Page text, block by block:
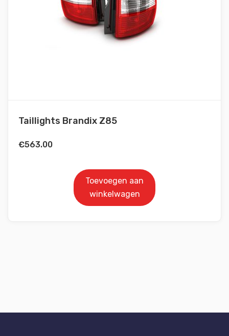
Taillights Brandix Z85
€563.00
Toevoegen aan
winkelwagen